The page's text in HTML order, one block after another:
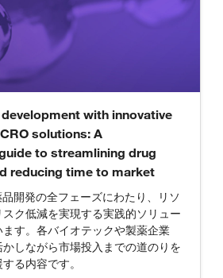
with innovative
solutions: A
to streamlining drug
reducing time to market
開発の全フェーズにわたり、リソ
ク低減を実現する実践的ソリュー
す。各バイオテックや製薬企業
しながら市場投入までの道のりを
る内容です。